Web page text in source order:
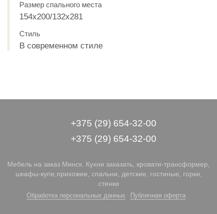
Размер спального места
154x200/132x281
Стиль
В современном стиле
+375 (29) 654-32-00
+375 (29) 654-32-00
Мебель на заказ Минск. Кухни заказать, кровати-трансформер,
шкафы-купе,прихожие, спальни, детские, гостиные, горки,
стенки
Обработка персональных данных Публичная оферта